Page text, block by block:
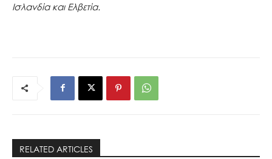
Ισλανδία και Ελβετία.
RELATED ARTICLES